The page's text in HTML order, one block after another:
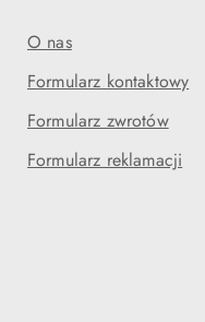
O nas
Formularz kontaktowy
Formularz zwrotów
Formularz reklamacji